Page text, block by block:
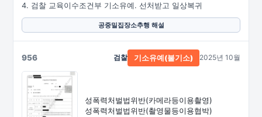
검찰 교육이수조건부 기소유예. 선처받고 일상복귀
공중밀집장소추행 해설
956
성폭력처벌법위반(카메라등이용촬영)
성폭력처벌법위반(촬영물등이용협박)
검찰 기소유예(불기소) 2025년 10월